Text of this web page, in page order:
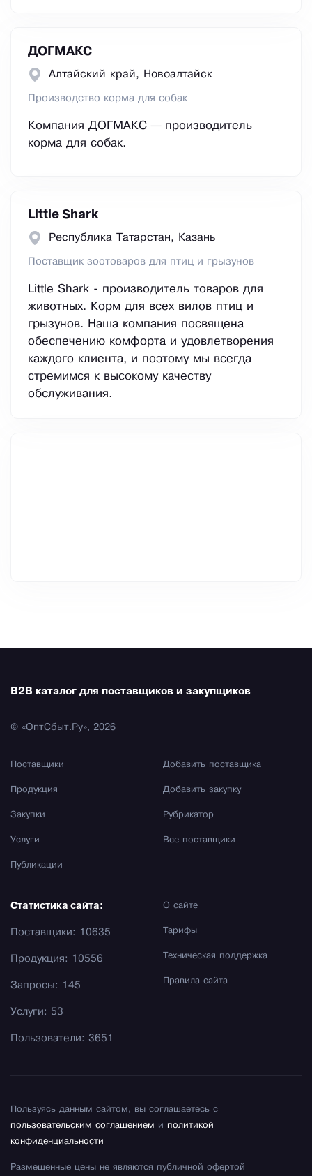
ДОГМАКС
Алтайский край, Новоалтайск
Производство корма для собак
Компания ДОГМАКС — производитель
корма для собак.
Little Shark
Республика Татарстан, Казань
Поставщик зоотоваров для птиц и грызунов
Little Shark - производитель товаров для
животных. Корм для всех вилов птиц и
грызунов. Наша компания посвящена
обеспечению комфорта и удовлетворения
каждого клиента, и поэтому мы всегда
стремимся к высокому качеству
обслуживания.
B2B каталог для поставщиков и закупщиков
© «ОптСбыт.Ру», 2026
Поставщики
Продукция
Закупки
Услуги
Публикации
Добавить поставщика
Добавить закупку
Рубрикатор
Все поставщики
О сайте
Тарифы
Техническая поддержка
Правила сайта
Статистика сайта:
Поставщики: 10635
Продукция: 10556
Запросы: 145
Услуги: 53
Пользователи: 3651
Пользуясь данным сайтом, вы соглашаетесь с
пользовательским соглашением и политикой
конфиденциальности
Размещенные цены не являются публичной офертой